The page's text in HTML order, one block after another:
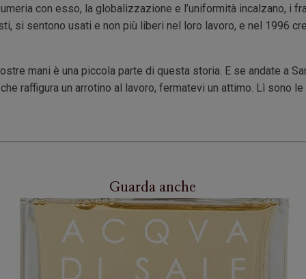
con esso, la globalizzazione e l’uniformità incalzano, i
si sentono usati e non più liberi nel loro lavoro, e nel 1996
mani è una piccola parte di questa storia. E se andate a
raffigura un arrotino al lavoro, fermatevi un attimo. Lì sono
Guarda anche